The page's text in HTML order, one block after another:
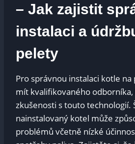
– Jak zajistit
instalaci a
pelety
Pro správnou instalaci kotle
mít kvalifikovaného
zkušenosti s touto technologií.
nainstalovaný kotel může
problémů včetně nízké